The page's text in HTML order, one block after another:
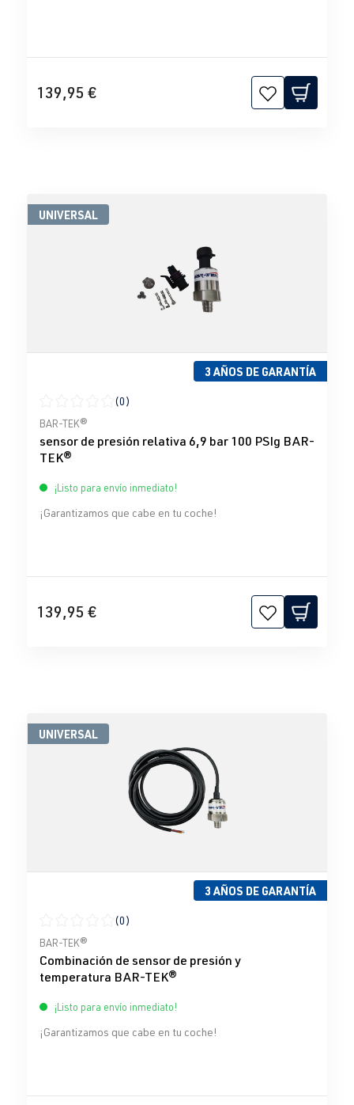
139,95 €
UNIVERSAL
3 AÑOS DE GARANTÍA
Calificación promedio de 0 de 5 estrellas
(0)
BAR-TEK®
sensor de presión relativa 6,9 bar 100 PSIg BAR-
TEK®
¡Listo para envío inmediato!
¡Garantizamos que cabe en tu coche!
139,95 €
UNIVERSAL
3 AÑOS DE GARANTÍA
Calificación promedio de 0 de 5 estrellas
(0)
BAR-TEK®
Combinación de sensor de presión y
temperatura BAR-TEK®
¡Listo para envío inmediato!
¡Garantizamos que cabe en tu coche!